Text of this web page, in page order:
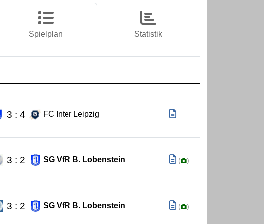
Spielplan Statistik
3 : 4 FC Inter Leipzig
3 : 2 SG VfR B. Lobenstein ( )
3 : 2 SG VfR B. Lobenstein ( )